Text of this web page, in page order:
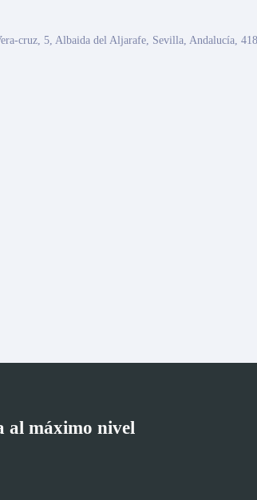
cruz, 5, Albaida del Aljarafe, Sevilla, Andalucía,
al máximo nivel